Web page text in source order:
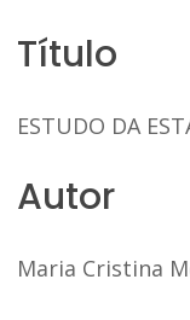
Título
ESTUDO DA
Autor
Maria Cristina